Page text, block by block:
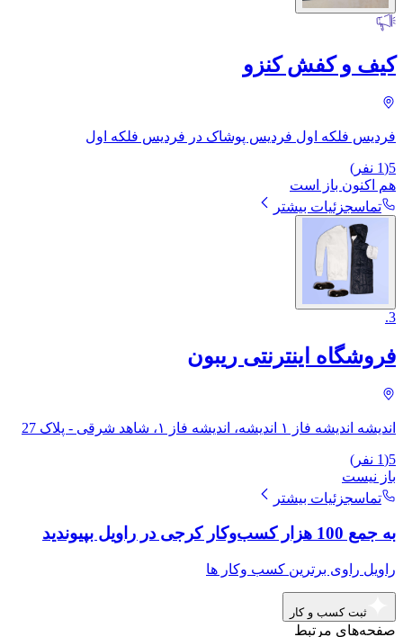
کیف و کفش کنزو
فردیس فلکه اول فردیس پوشاک در فردیس فلکه اول
5
(
1 نفر)
هم اکنون باز است
تماسجزئیات بیشتر
3
.
فروشگاه اینترنتی ریبون
اندیشه اندیشه فاز ۱ اندیشه، اندیشه فاز ۱، شاهد شرقی - پلاک 27
5
(
1 نفر)
باز نیست
تماسجزئیات بیشتر
به جمع 100 هزار کسب‌وکار کرجی در راویل بپیوندید
راویل راوی برترین کسب وکار ها
ثبت کسب و کار
صفحه‌های مرتبط